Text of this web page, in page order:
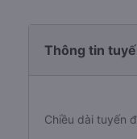
Thông tin
Chiều dài tuyến